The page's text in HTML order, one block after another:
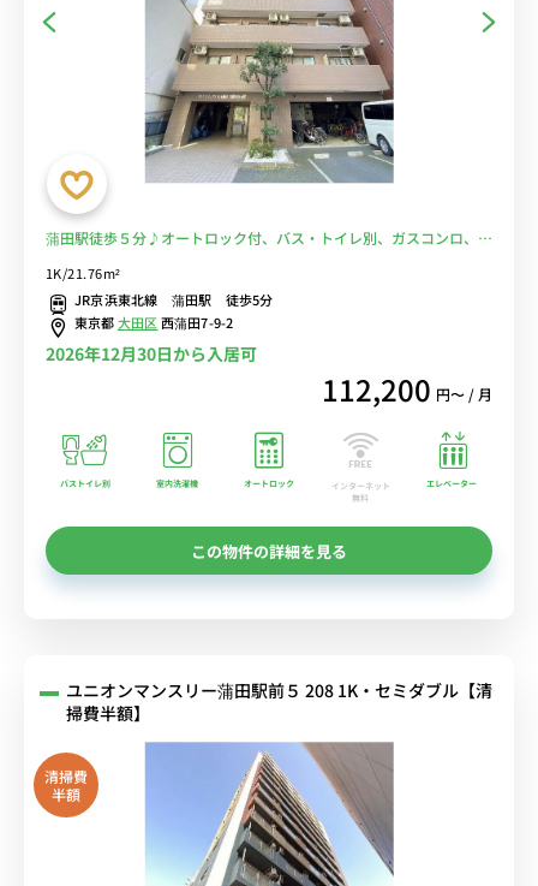
蒲田駅徒歩５分♪オートロック付、バス・トイレ別、ガスコンロ、室
1K/21.76m²
JR京浜東北線 蒲田駅 徒歩5分
東京都大田区西蒲田7-9-2
2026年12月30日から入居可
112,200 円〜 / 月
バストイレ別 室内洗濯機 オートロック
インターネット
無料
エレベーター
この物件の詳細を見る
ユニオンマンスリー蒲田駅前５ 208 1K・セミダブル【清
掃費半額】
清掃費
半額